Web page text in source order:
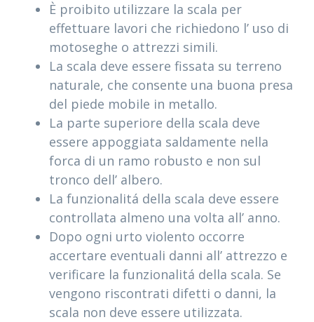
È proibito utilizzare la scala per
effettuare lavori che richiedono l’ uso di
motoseghe o attrezzi simili.
La scala deve essere fissata su terreno
naturale, che consente una buona presa
del piede mobile in metallo.
La parte superiore della scala deve
essere appoggiata saldamente nella
forca di un ramo robusto e non sul
tronco dell’ albero.
La funzionalitá della scala deve essere
controllata almeno una volta all’ anno.
Dopo ogni urto violento occorre
accertare eventuali danni all’ attrezzo e
verificare la funzionalitá della scala. Se
vengono riscontrati difetti o danni, la
scala non deve essere utilizzata.